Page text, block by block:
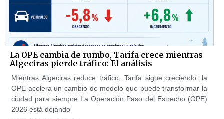
La OPE cambia de rumbo, Tarifa crece mientras
Algeciras pierde tráfico: El análisis
Mientras Algeciras reduce tráfico, Tarifa sigue creciendo: la
OPE acelera un cambio de modelo que puede transformar la
ciudad para siempre La Operación Paso del Estrecho (OPE)
2026 está dejando